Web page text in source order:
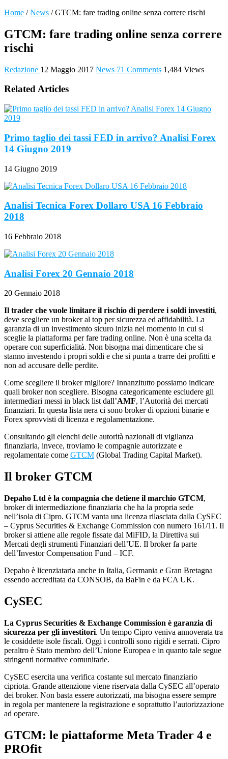
Home / News / GTCM: fare trading online senza correre rischi
GTCM: fare trading online senza correre
rischi
Redazione 12 Maggio 2017 News 71 Comments 1,484 Views
Related Articles
Primo taglio dei tassi FED in arrivo? Analisi Forex
14 Giugno 2019
14 Giugno 2019
Analisi Tecnica Forex Dollaro USA 16 Febbraio
2018
16 Febbraio 2018
Analisi Forex 20 Gennaio 2018
20 Gennaio 2018
Il trader che vuole limitare il rischio di perdere i soldi investiti,
deve scegliere un broker al top per sicurezza ed affidabilità. La
garanzia di un investimento sicuro inizia nel momento in cui si
sceglie la piattaforma per fare trading online. Non è una scelta da
operare con superficialità. Non bisogna mai dimenticare che si
stanno investendo i propri soldi e che si punta a trarre dei profitti e
non ad accusare delle perdite.
Come scegliere il broker migliore? Innanzitutto possiamo indicare
quali broker non scegliere. Bisogna categoricamente escludere gli
intermediari messi in black list dall’AMF, l’Autorità dei mercati
finanziari. In questa lista nera ci sono broker di opzioni binarie e
Forex sprovvisti di licenza e regolamentazione.
Consultando gli elenchi delle autorità nazionali di vigilanza
finanziaria, invece, troviamo le compagnie autorizzate e
regolamentate come GTCM (Global Trading Capital Market).
Il broker GTCM
Depaho Ltd è la compagnia che detiene il marchio GTCM,
broker di intermediazione finanziaria che ha la propria sede
nell’isola di Cipro. GTCM vanta una licenza rilasciata dalla CySEC
– Cyprus Securities & Exchange Commission con numero 161/11. Il
broker si attiene alle regole fissate dal MiFID, la Direttiva sui
Mercati degli strumenti Finanziari dell’UE. Il broker fa parte
dell’Investor Compensation Fund – ICF.
Depaho è licenziataria anche in Italia, Germania e Gran Bretagna
essendo accreditata da CONSOB, da BaFin e da FCA UK.
CySEC
La Cyprus Securities & Exchange Commission è garanzia di
sicurezza per gli investitori. Un tempo Cipro veniva annoverata tra
le cosiddette isole fiscali. Oggi i controlli sono rigidi e serrati. Cipro
peraltro è Stato membro dell’Unione Europea e in quanto tale segue
stringenti normative comunitarie.
CySEC esercita una verifica costante sul mercato finanziario
cipriota. Grande attenzione viene riservata dalla CySEC all’operato
dei broker. Non basta essere autorizzati, ma bisogna essere sempre
in regola per mantenere la registrazione e soprattutto l’autorizzazione
ad operare.
GTCM: le piattaforme Meta Trader 4 e
PROfit